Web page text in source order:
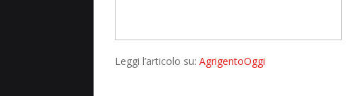
Leggi l’articolo su: AgrigentoOggi